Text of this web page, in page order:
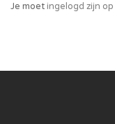
Je moetingelogd zijn op